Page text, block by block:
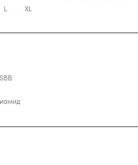
L XL